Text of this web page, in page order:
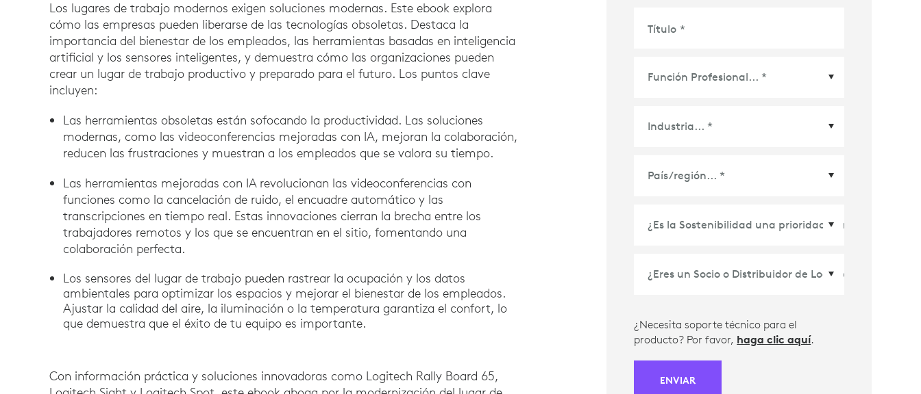
Los lugares de trabajo modernos exigen soluciones modernas. Este ebook explora
cómo las empresas pueden liberarse de las tecnologías obsoletas. Destaca la
importancia del bienestar de los empleados, las herramientas basadas en inteligencia
artificial y los sensores inteligentes, y demuestra cómo las organizaciones pueden
crear un lugar de trabajo productivo y preparado para el futuro. Los puntos clave
incluyen:
Las herramientas obsoletas están sofocando la productividad. Las soluciones
modernas, como las videoconferencias mejoradas con IA, mejoran la colaboración,
reducen las frustraciones y muestran a los empleados que se valora su tiempo.
Las herramientas mejoradas con IA revolucionan las videoconferencias con
funciones como la cancelación de ruido, el encuadre automático y las
transcripciones en tiempo real. Estas innovaciones cierran la brecha entre los
trabajadores remotos y los que se encuentran en el sitio, fomentando una
colaboración perfecta.
Los sensores del lugar de trabajo pueden rastrear la ocupación y los datos
ambientales para optimizar los espacios y mejorar el bienestar de los empleados.
Ajustar la calidad del aire, la iluminación o la temperatura garantiza el confort, lo
que demuestra que el éxito de tu equipo es importante.
Con información práctica y soluciones innovadoras como Logitech Rally Board 65,
Título *
País/Región *
¿Necesita soporte técnico para el
producto? Por favor, haga clic aquí.
ENVIAR